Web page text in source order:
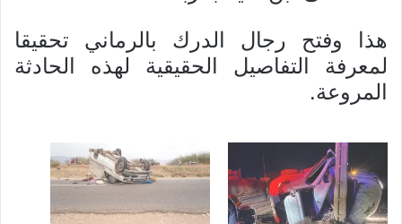
هذا وفتح رجال الدرك بالرماني تحقيقا
لمعرفة التفاصيل الحقيقية لهذه الحادثة
المروعة.